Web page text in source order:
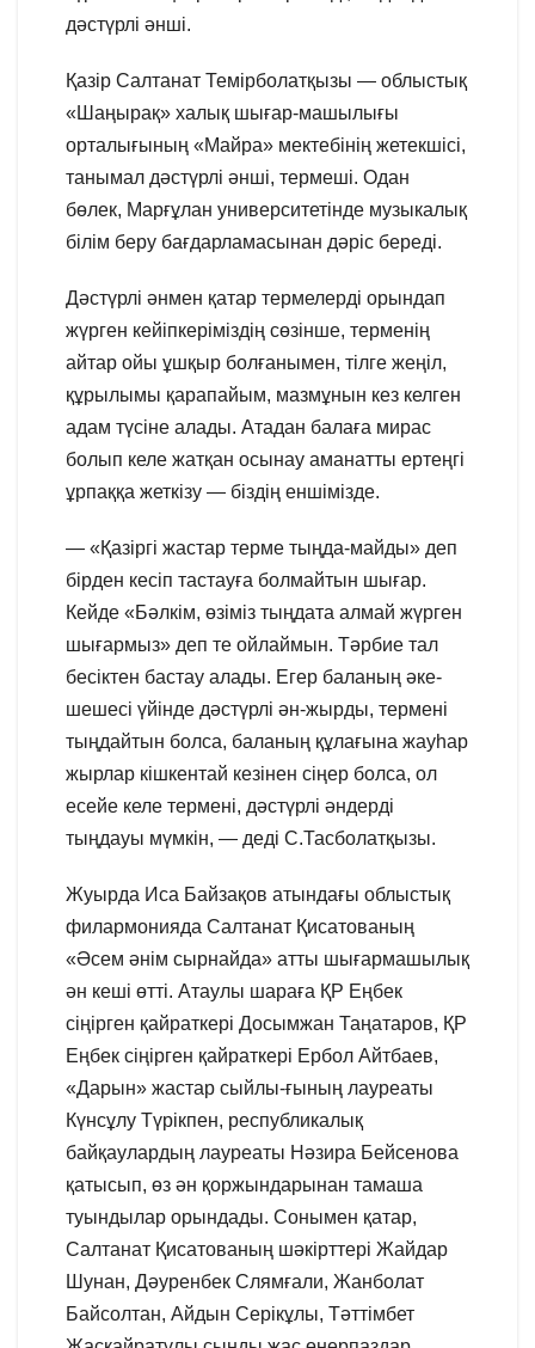
дәстүрлі әнші.
Қазір Салтанат Темірболатқызы — облыстық
«Шаңырақ» халық шығар-машылығы
орталығының «Майра» мектебінің жетекшісі,
танымал дәстүрлі әнші, термеші. Одан
бөлек, Марғұлан университетінде музыкалық
білім беру бағдарламасынан дәріс береді.
Дәстүрлі әнмен қатар термелерді орындап
жүрген кейіпкеріміздің сөзінше, терменің
айтар ойы ұшқыр болғанымен, тілге жеңіл,
құрылымы қарапайым, мазмұнын кез келген
адам түсіне алады. Атадан балаға мирас
болып келе жатқан осынау аманатты ертеңгі
ұрпаққа жеткізу — біздің еншімізде.
— «Қазіргі жастар терме тыңда-майды» деп
бірден кесіп тастауға болмайтын шығар.
Кейде «Бәлкім, өзіміз тыңдата алмай жүрген
шығармыз» деп те ойлаймын. Тәрбие тал
бесіктен бастау алады. Егер баланың әке-
шешесі үйінде дәстүрлі ән-жырды, термені
тыңдайтын болса, баланың құлағына жауһар
жырлар кішкентай кезінен сіңер болса, ол
есейе келе термені, дәстүрлі әндерді
тыңдауы мүмкін, — деді С.Тасболатқызы.
Жуырда Иса Байзақов атындағы облыстық
филармонияда Салтанат Қисатованың
«Әсем әнім сырнайда» атты шығармашылық
ән кеші өтті. Атаулы шараға ҚР Еңбек
сіңірген қайраткері Досымжан Таңатаров, ҚР
Еңбек сіңірген қайраткері Ербол Айтбаев,
«Дарын» жастар сыйлы-ғының лауреаты
Күнсұлу Түрікпен, республикалық
байқаулардың лауреаты Нәзира Бейсенова
қатысып, өз ән қоржындарынан тамаша
туындылар орындады. Сонымен қатар,
Салтанат Қисатованың шәкірттері Жайдар
Шунан, Дәуренбек Слямғали, Жанболат
Байсолтан, Айдын Серікұлы, Тәттімбет